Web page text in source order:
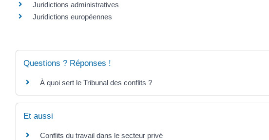
Juridictions administratives
Juridictions européennes
Questions ? Réponses !
À quoi sert le Tribunal des conflits ?
Et aussi
Conflits du travail dans le secteur privé